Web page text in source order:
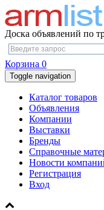
Доска объявлений по
Корзина 0
Toggle navigation
Каталог товаров
Объявления
Компании
Выставки
Бренды
Справочные
Новости
Регистрация
Вход